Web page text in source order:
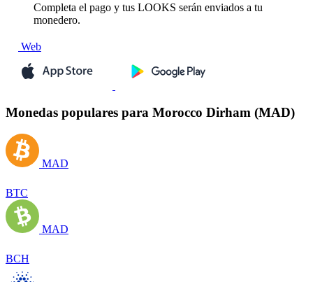
Completa el pago y tus LOOKS serán enviados a tu
monedero.
Web
Monedas populares para Morocco Dirham (MAD)
MAD
BTC
MAD
BCH